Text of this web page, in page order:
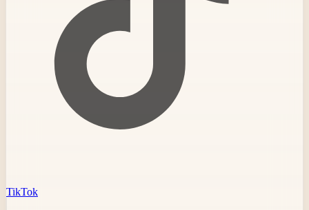
TikTok